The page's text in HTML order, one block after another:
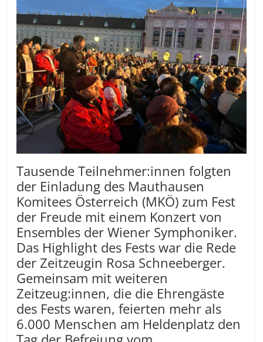
Tausende Teilnehmer:innen folgten
der Einladung des Mauthausen
Komitees Österreich (MKÖ) zum Fest
der Freude mit einem Konzert von
Ensembles der Wiener Symphoniker.
Das Highlight des Fests war die Rede
der Zeitzeugin Rosa Schneeberger.
Gemeinsam mit weiteren
Zeitzeug:innen, die die Ehrengäste
des Fests waren, feierten mehr als
6.000 Menschen am Heldenplatz den